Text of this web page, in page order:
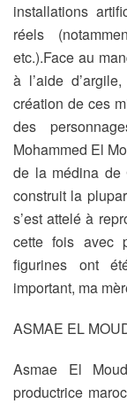
installations
réels
etc.).Face au
à l’aide
création de ces
des
Mohammed El
de la médina de
construit la
s’est attelé à
cette fois avec
figurines ont
important, ma
ASMAE EL
Asmae El
productrice